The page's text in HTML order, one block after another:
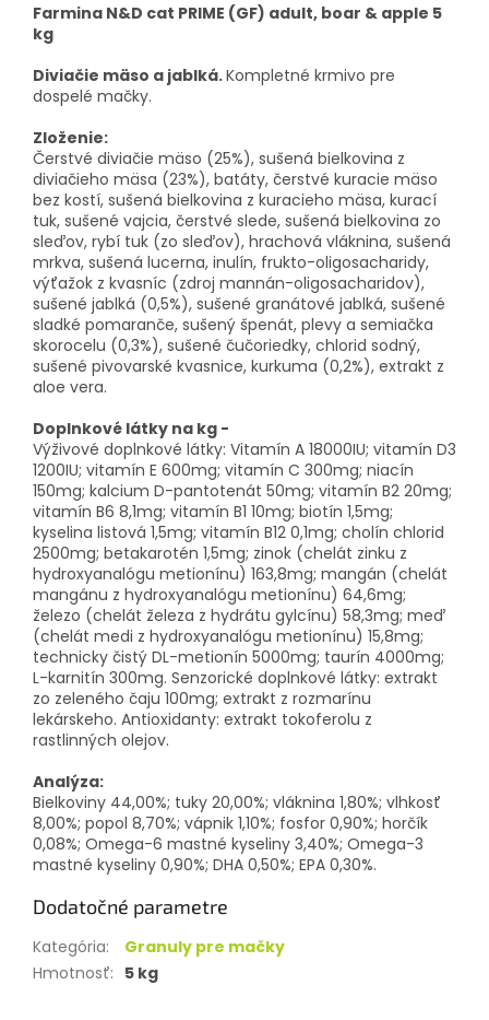
Farmina N&D cat PRIME (GF) adult, boar & apple 5
kg
Diviačie mäso a jablká.Kompletné krmivo pre
dospelé mačky.
Zloženie:
Čerstvé diviačie mäso (25%), sušená bielkovina z
diviačieho mäsa (23%), batáty, čerstvé kuracie mäso
bez kostí, sušená bielkovina z kuracieho mäsa, kurací
tuk, sušené vajcia, čerstvé slede, sušená bielkovina zo
sleďov, rybí tuk (zo sleďov), hrachová vláknina, sušená
mrkva, sušená lucerna, inulín, frukto-oligosacharidy,
výťažok z kvasníc (zdroj mannán-oligosacharidov),
sušené jablká (0,5%), sušené granátové jablká, sušené
sladké pomaranče, sušený špenát, plevy a semiačka
skorocelu (0,3%), sušené čučoriedky, chlorid sodný,
sušené pivovarské kvasnice, kurkuma (0,2%), extrakt z
aloe vera.
Doplnkové látky na kg -
Výživové doplnkové látky: Vitamín A 18000IU; vitamín D3
1200IU; vitamín E 600mg; vitamín C 300mg; niacín
150mg; kalcium D-pantotenát 50mg; vitamín B2 20mg;
vitamín B6 8,1mg; vitamín B1 10mg; biotín 1,5mg;
kyselina listová 1,5mg; vitamín B12 0,1mg; cholín chlorid
2500mg; betakarotén 1,5mg; zinok (chelát zinku z
hydroxyanalógu metionínu) 163,8mg; mangán (chelát
mangánu z hydroxyanalógu metionínu) 64,6mg;
železo (chelát železa z hydrátu gylcínu) 58,3mg; meď
(chelát medi z hydroxyanalógu metionínu) 15,8mg;
technicky čistý DL-metionín 5000mg; taurín 4000mg;
L-karnitín 300mg. Senzorické doplnkové látky: extrakt
zo zeleného čaju 100mg; extrakt z rozmarínu
lekárskeho. Antioxidanty: extrakt tokoferolu z
rastlinných olejov.
Analýza:
Bielkoviny 44,00%; tuky 20,00%; vláknina 1,80%; vlhkosť
8,00%; popol 8,70%; vápnik 1,10%; fosfor 0,90%; horčík
0,08%; Omega-6 mastné kyseliny 3,40%; Omega-3
mastné kyseliny 0,90%; DHA 0,50%; EPA 0,30%.
Dodatočné parametre
Kategória:
Granuly pre mačky
Hmotnosť: 5 kg